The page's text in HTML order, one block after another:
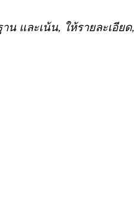
และเน้น, ให้รายละเอี